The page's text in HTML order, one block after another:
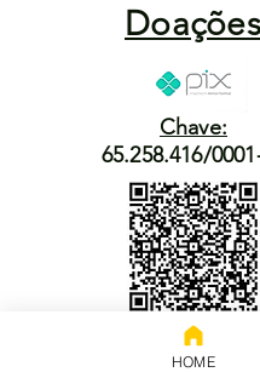
Doações
Chave:
65.258.416/
Banco: NUBANK
Titular: 65.258.416
HOME